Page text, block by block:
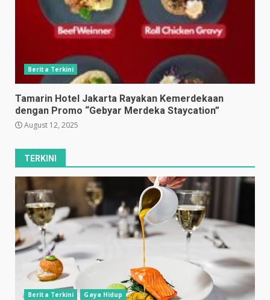
Berita Terkini
Tamarin Hotel Jakarta Rayakan Kemerdekaan
dengan Promo “Gebyar Merdeka Staycation”
August 12, 2025
TERKINI
Berita Terkini Gaya Hidup